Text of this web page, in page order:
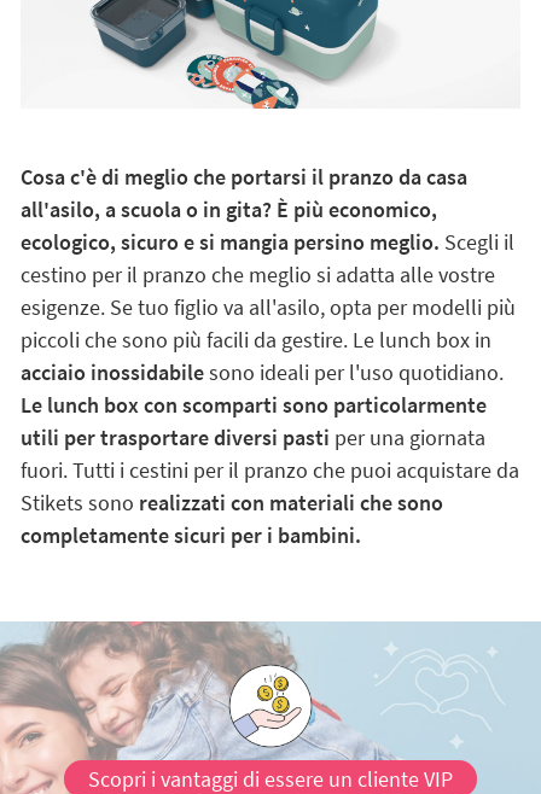
Cosa c'è di meglio che portarsi il pranzo da casa
all'asilo, a scuola o in gita? È più economico,
ecologico, sicuro e si mangia persino meglio. Scegli il
cestino per il pranzo che meglio si adatta alle vostre
esigenze. Se tuo figlio va all'asilo, opta per modelli più
piccoli che sono più facili da gestire. Le lunch box in
acciaio inossidabilesono ideali per l'uso quotidiano.
Le lunch box con scomparti sono particolarmente
utili per trasportare diversi pasti per una giornata
fuori. Tutti i cestini per il pranzo che puoi acquistare da
Stikets sono realizzati con materiali che sono
completamente sicuri per i bambini.
Scopri i vantaggi di essere un cliente VIP